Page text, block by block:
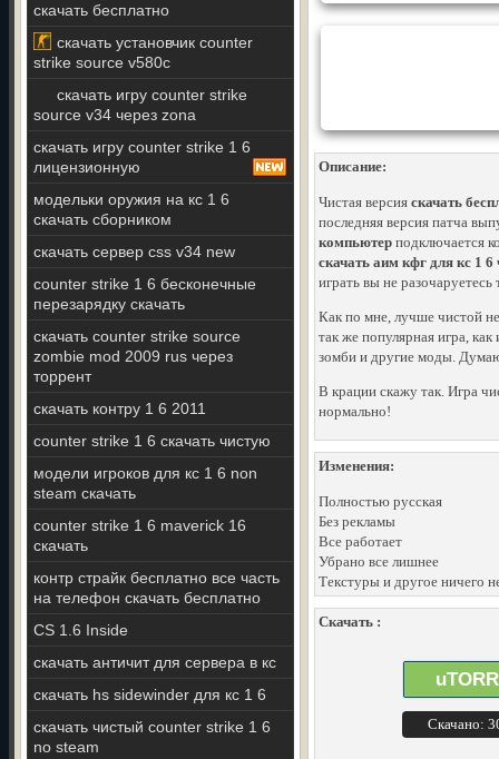
скачать бесплатно
скачать установчик counter
strike source v580c
скачать игру counter strike
source v34 через zona
скачать игру counter strike 1 6
лицензионную
модельки оружия на кс 1 6
скачать сборником
скачать сервер css v34 new
counter strike 1 6 бесконечные
перезарядку скачать
скачать counter strike source
zombie mod 2009 rus через
торрент
скачать контру 1 6 2011
counter strike 1 6 скачать чистую
модели игроков для кс 1 6 non
steam скачать
counter strike 1 6 maverick 16
скачать
контр страйк бесплатно все часть
на телефон скачать бесплатно
CS 1.6 Inside
скачать античит для сервера в кс
скачать hs sidewinder для кс 1 6
скачать чистый counter strike 1 6
no steam
Описание:
Чистая версия скачать
последняя версия патча
компьютер подключается
скачать аим кфг для кс 1 6
играть вы не
Как по мне, лучше чистой
так же популярная игра,
зомби и другие моды.
В крации скажу так. Игра
нормально!
Изменения:
Полностью русская
Без рекламы
Все работает
Убрано все лишнее
Текстуры и другое ничего
Скачать :
Скачано: